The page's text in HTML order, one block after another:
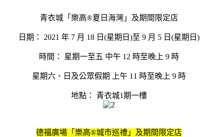
青衣城「樂高®夏日海灣」及期間限定店
日期： 2021 年 7 月 18 日(星期日)至 9 月 5 日(星期日)
時間： 星期一至五 中午 12 時至晚上 9 時
星期六、日及公眾假期 上午 11 時至晚上 9 時
地點： 青衣城1期一樓
德福廣場「樂高®城市巡禮」及期間限定店